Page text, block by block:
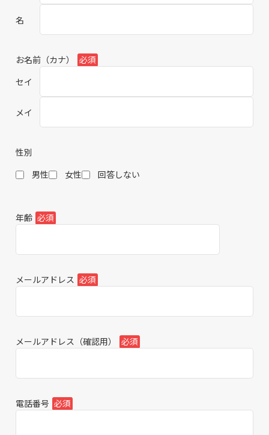
名
お名前（カナ）
必須
セイ
メイ
性別
男性
女性 回答しない
年齢 必須
メールアドレス 必須
メールアドレス（確認用） 必須
電話番号 必須